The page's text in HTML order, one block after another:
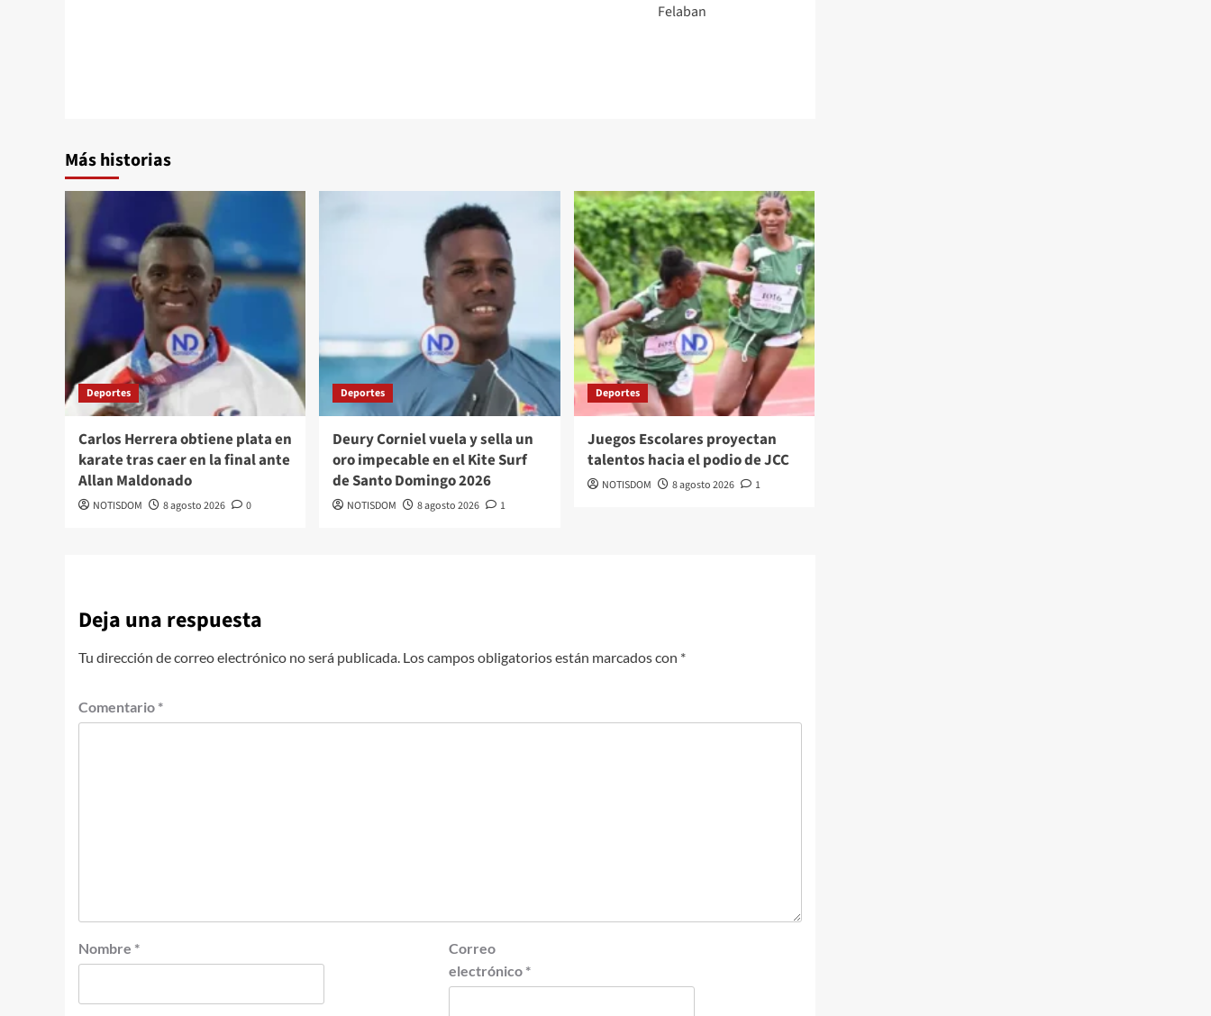
Felaban
Más historias
Deportes
Carlos Herrera obtiene plata en
karate tras caer en la final ante
Allan Maldonado
NOTISDOM 8 agosto 2026 0
Deportes
Deury Corniel vuela y sella un
oro impecable en el Kite Surf
de Santo Domingo 2026
NOTISDOM 8 agosto 2026 1
Deportes
Juegos Escolares proyectan
talentos hacia el podio de JCC
NOTISDOM 8 agosto 2026 1
Deja una respuesta
Tu dirección de correo electrónico no será publicada. Los campos obligatorios están marcados con *
Comentario *
Nombre *
Correo
electrónico *